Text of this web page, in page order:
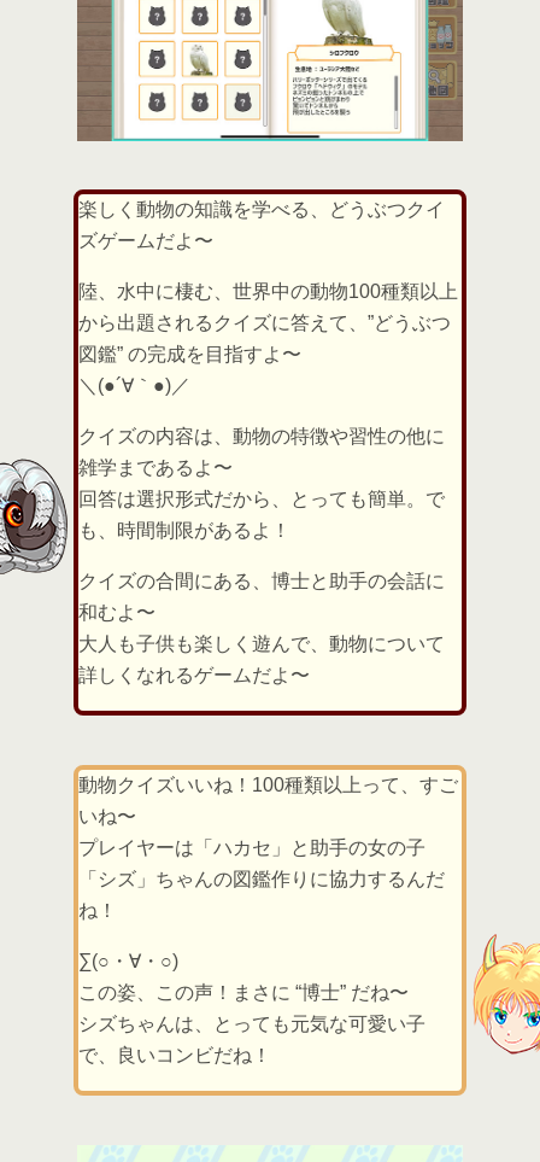
楽しく動物の知識を学べる、どうぶつクイ
ズゲームだよ〜
陸、水中に棲む、世界中の動物100種類以上
から出題されるクイズに答えて、”どうぶつ
図鑑” の完成を目指すよ〜
＼(●´∀｀●)／
クイズの内容は、動物の特徴や習性の他に
雑学まであるよ〜
回答は選択形式だから、とっても簡単。で
も、時間制限があるよ！
クイズの合間にある、博士と助手の会話に
和むよ〜
大人も子供も楽しく遊んで、動物について
詳しくなれるゲームだよ〜
動物クイズいいね！100種類以上って、すご
いね〜
プレイヤーは「ハカセ」と助手の女の子
「シズ」ちゃんの図鑑作りに協力するんだ
ね！
∑(○・∀・○)
この姿、この声！まさに “博士” だね〜
シズちゃんは、とっても元気な可愛い子
で、良いコンビだね！